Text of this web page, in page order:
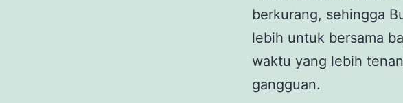
berkurang, sehingga
lebih untuk bersama
waktu yang lebih
gangguan.